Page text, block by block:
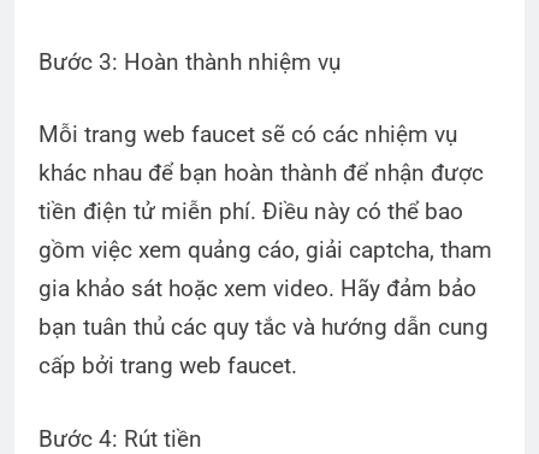
Bước 3: Hoàn thành nhiệm vụ
Mỗi trang web faucet sẽ có các nhiệm vụ
khác nhau để bạn hoàn thành để nhận được
tiền điện tử miễn phí. Điều này có thể bao
gồm việc xem quảng cáo, giải captcha, tham
gia khảo sát hoặc xem video. Hãy đảm bảo
bạn tuân thủ các quy tắc và hướng dẫn cung
cấp bởi trang web faucet.
Bước 4: Rút tiền